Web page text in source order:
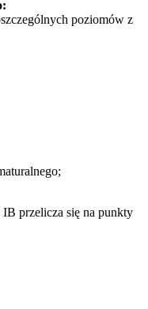
poziomów z
przelicza się na punkty